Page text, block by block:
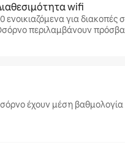
wifi
ενοικιαζόμενα για διακοπές
περιλαμβάνουν
έχουν μέση βαθμολογία